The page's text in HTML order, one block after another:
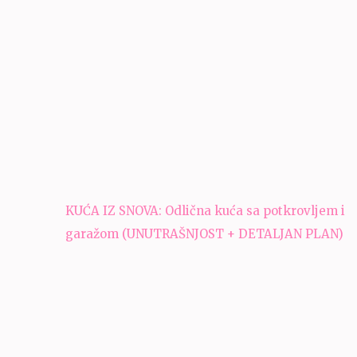
Navigacija
članaka
KUĆA IZ SNOVA: Odlična kuća sa potkrovljem i
garažom (UNUTRAŠNJOST + DETALJAN PLAN)